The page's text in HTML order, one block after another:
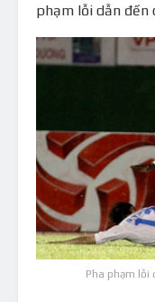
phạm lỗi dẫn đến
Pha phạm lỗi